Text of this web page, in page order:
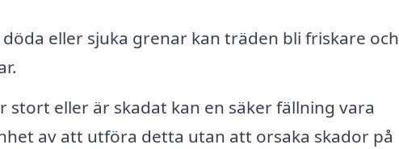
eller sjuka grenar kan träden bli friskare och
eller är skadat kan en säker fällning vara
av att utföra detta utan att orsaka skador på